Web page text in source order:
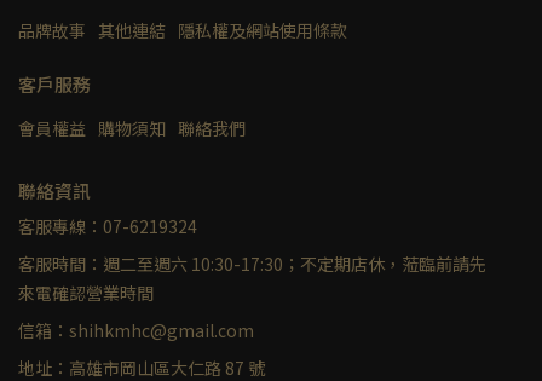
品牌故事 其他連結 隱私權及網站使用條款
客戶服務
會員權益 購物須知 聯絡我們
聯絡資訊
客服專線：07-6219324
客服時間：週二至週六 10:30-17:30；不定期店休，蒞臨前請先
來電確認營業時間
信箱：shihkmhc@gmail.com
地址：高雄市岡山區大仁路 87 號